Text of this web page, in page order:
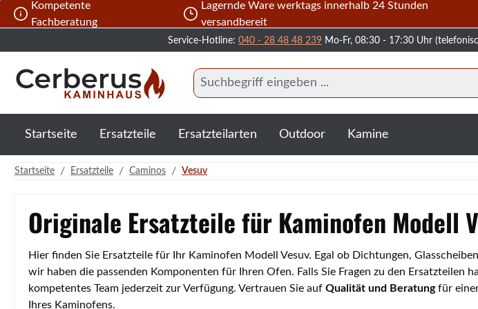
Hauptinhalt springen
Zur Suche springen
Zur Hauptnavigation springen
Kompetente
Fachberatung
Lagernde Ware werktags innerhalb 24 Stunden
versandbereit
Service-Hotline: 040 - 28 48 48 239 Mo-Fr, 08:30 - 17:30 Uhr
Startseite Ersatzteile Ersatzteilarten Outdoor Kamine
Startseite / Ersatzteile / Caminos / Vesuv
Originale Ersatzteile für Kaminofen Modell
Hier finden Sie Ersatzteile für Ihr Kaminofen Modell Vesuv. Egal ob Dichtungen,
wir haben die passenden Komponenten für Ihren Ofen. Falls Sie Fragen zu den Ersatzteilen
kompetentes Team jederzeit zur Verfügung. Vertrauen Sie auf Qualität und Beratungfür
Ihres Kaminofens.